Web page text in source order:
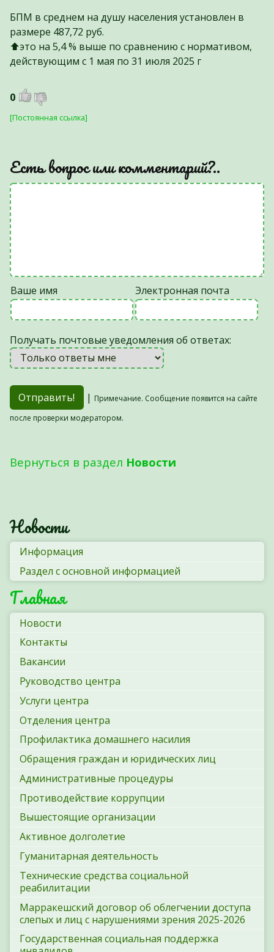
БПМ в среднем на душу населения установлен в
размере 487,72 руб.
⬆️это на 5,4 % выше по сравнению с нормативом,
действующим с 1 мая по 31 июля 2025 г
0
[Постоянная ссылка]
Есть вопрос или комментарий?..
Ваше имя Электронная почта
Получать почтовые уведомления об ответах:
| Примечание. Сообщение появится на сайте
после проверки модератором.
Вернуться в раздел Новости
Новости
Информация
Раздел с основной информацией
Главная
Новости
Контакты
Вакансии
Руководство центра
Услуги центра
Отделения центра
Профилактика домашнего насилия
Обращения граждан и юридических лиц
Административные процедуры
Противодействие коррупции
Вышестоящие организации
Активное долголетие
Гуманитарная деятельность
Технические средства социальной
реабилитации
Марракешский договор об облегчении доступа
слепых и лиц с нарушениями зрения 2025-2026
Государственная социальная поддержка